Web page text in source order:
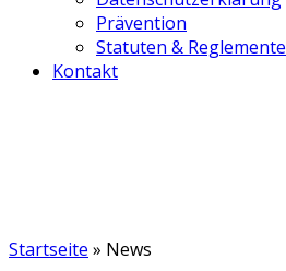
Prävention
Statuten & Reglemente
Kontakt
Startseite » News